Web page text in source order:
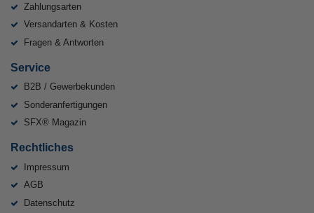
Zahlungsarten
Versandarten & Kosten
Fragen & Antworten
Service
B2B / Gewerbekunden
Sonderanfertigungen
SFX® Magazin
Rechtliches
Impressum
AGB
Datenschutz